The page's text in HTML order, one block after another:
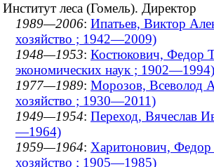
Институт леса (Гомель). Директор
1989—2006: Ипатьев, Виктор
хозяйство ; 1942—2009)
1948—1953: Костюкович, Федор
экономических наук ; 1902—1994)
1977—1989: Морозов, Всеволод
хозяйство ; 1930—2011)
1949—1954: Переход, Вячеслав
—1964)
1959—1964: Харитонович, Федор
хозяйство ; 1905—1985)